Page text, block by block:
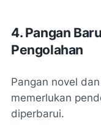
4. Pangan
Pengolahan
Pangan novel
memerlukan
diperbarui.